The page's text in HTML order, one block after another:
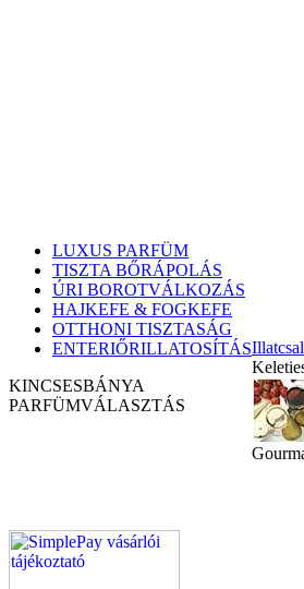
LUXUS PARFÜM
TISZTA BŐRÁPOLÁS
ÚRI BOROTVÁLKOZÁS
HAJKEFE & FOGKEFE
OTTHONI TISZTASÁG
ENTERIŐRILLATOSÍTÁS
KINCSESBÁNYA
PARFÜMVÁLASZTÁS